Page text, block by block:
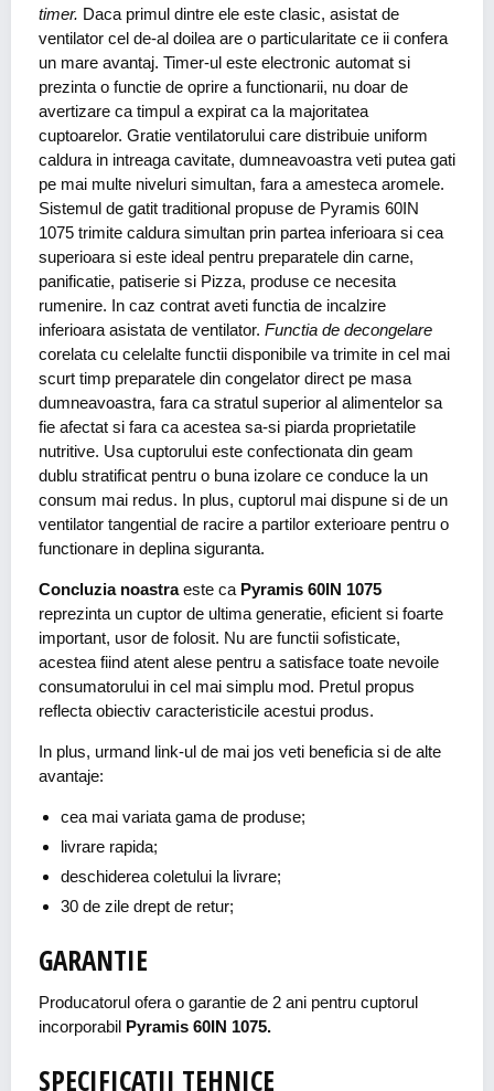
timer. Daca primul dintre ele este clasic, asistat de
ventilator cel de-al doilea are o particularitate ce ii confera
un mare avantaj. Timer-ul este electronic automat si
prezinta o functie de oprire a functionarii, nu doar de
avertizare ca timpul a expirat ca la majoritatea
cuptoarelor. Gratie ventilatorului care distribuie uniform
caldura in intreaga cavitate, dumneavoastra veti putea gati
pe mai multe niveluri simultan, fara a amesteca aromele.
Sistemul de gatit traditional propuse de Pyramis 60IN
1075 trimite caldura simultan prin partea inferioara si cea
superioara si este ideal pentru preparatele din carne,
panificatie, patiserie si Pizza, produse ce necesita
rumenire. In caz contrat aveti functia de incalzire
inferioara asistata de ventilator. Functia de decongelare
corelata cu celelalte functii disponibile va trimite in cel mai
scurt timp preparatele din congelator direct pe masa
dumneavoastra, fara ca stratul superior al alimentelor sa
fie afectat si fara ca acestea sa-si piarda proprietatile
nutritive. Usa cuptorului este confectionata din geam
dublu stratificat pentru o buna izolare ce conduce la un
consum mai redus. In plus, cuptorul mai dispune si de un
ventilator tangential de racire a partilor exterioare pentru o
functionare in deplina siguranta.
Concluzia noastraeste ca Pyramis 60IN 1075
reprezinta un cuptor de ultima generatie, eficient si foarte
important, usor de folosit. Nu are functii sofisticate,
acestea fiind atent alese pentru a satisface toate nevoile
consumatorului in cel mai simplu mod. Pretul propus
reflecta obiectiv caracteristicile acestui produs.
In plus, urmand link-ul de mai jos veti beneficia si de alte
avantaje:
cea mai variata gama de produse;
livrare rapida;
deschiderea coletului la livrare;
30 de zile drept de retur;
GARANTIE
Producatorul ofera o garantie de 2 ani pentru cuptorul
incorporabil Pyramis 60IN 1075.
SPECIFICATII TEHNICE